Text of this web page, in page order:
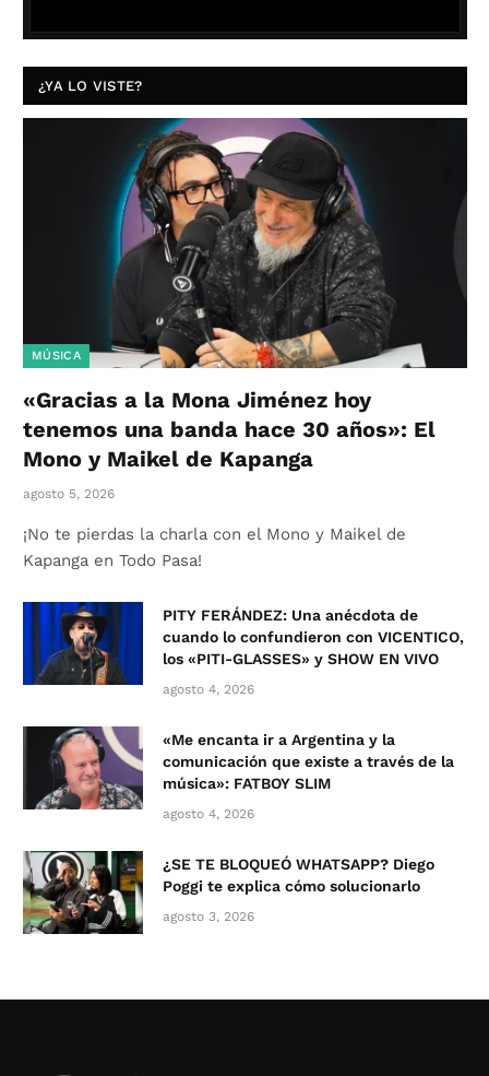
¿YA LO VISTE?
MÚSICA
«Gracias a la Mona Jiménez hoy
tenemos una banda hace 30 años»: El
Mono y Maikel de Kapanga
agosto 5, 2026
¡No te pierdas la charla con el Mono y Maikel de
Kapanga en Todo Pasa!
PITY FERÁNDEZ: Una anécdota de
cuando lo confundieron con VICENTICO,
los «PITI-GLASSES» y SHOW EN VIVO
agosto 4, 2026
«Me encanta ir a Argentina y la
comunicación que existe a través de la
música»: FATBOY SLIM
agosto 4, 2026
¿SE TE BLOQUEÓ WHATSAPP? Diego
Poggi te explica cómo solucionarlo
agosto 3, 2026